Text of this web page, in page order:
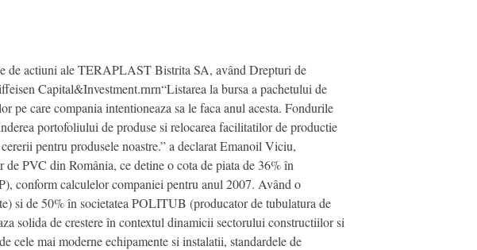
de actiuni ale TERAPLAST Bistrita SA, având Drepturi de
Capital&Investment.rnrn“Listarea la bursa a pachetului de
care compania intentioneaza sa le faca anul acesta. Fondurile
portofoliului de produse si relocarea facilitatilor de productie
pentru produsele noastre.” a declarat Emanoil Viciu,
PVC din România, ce detine o cota de piata de 36% în
conform calculelor companiei pentru anul 2007. Având o
si de 50% în societatea POLITUB (producator de tubulatura de
solida de crestere în contextul dinamicii sectorului constructiilor si
mai moderne echipamente si instalatii, standardele de